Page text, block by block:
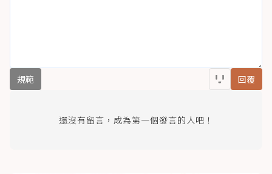
規範 回覆
還沒有留言，成為第一個發言的人吧！